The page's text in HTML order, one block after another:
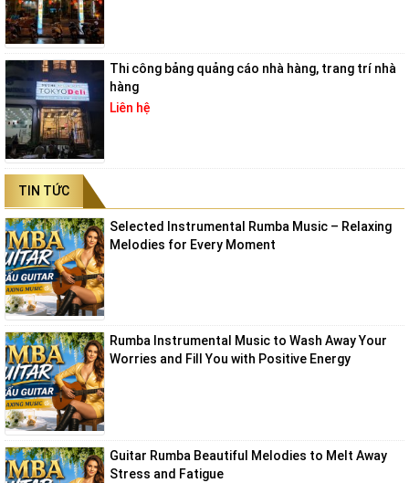
Thi công bảng quảng cáo nhà hàng, trang trí nhà
hàng
Liên hệ
TIN TỨC
Selected Instrumental Rumba Music – Relaxing
Melodies for Every Moment
Rumba Instrumental Music to Wash Away Your
Worries and Fill You with Positive Energy
Guitar Rumba Beautiful Melodies to Melt Away
Stress and Fatigue